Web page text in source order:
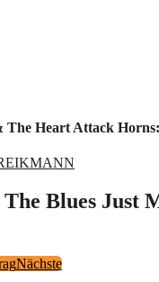
The Heart Attack
Blues Just
Nächste